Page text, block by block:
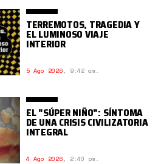
TERREMOTOS, TRAGEDIA Y
EL LUMINOSO VIAJE
INTERIOR
5 Ago 2026, 9:42 am.
EL "SÚPER NIÑO": SÍNTOMA
DE UNA CRISIS CIVILIZATORIA
INTEGRAL
4 Ago 2026, 2:40 pm.